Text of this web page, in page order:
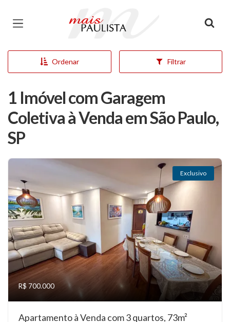
Página inicial
Ordenar Filtrar
1 Imóvel com Garagem
Coletiva à Venda em São Paulo,
SP
Exclusivo
R$ 700.000
Apartamento à Venda com 3 quartos, 73m²